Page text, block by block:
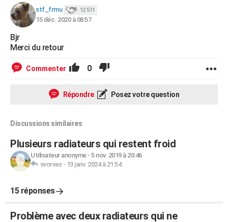
stf_frmu 12 511
15 déc. 2020 à 08:57
Bjr
Merci du retour
Commenter 0
Répondre Posez votre question
Discussions similaires
Plusieurs radiateurs qui restent froid
Utilisateur anonyme- 5 nov. 2019 à 20:46
svorvas- 13 janv. 2024 à 21:54
15 réponses
Problème avec deux radiateurs qui ne